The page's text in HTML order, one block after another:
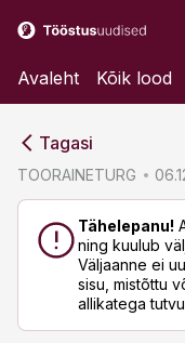
Avaleht Kõik lood
Tagasi
TOORAINETURG
Tähelepanu!
ning kuulub
Väljaanne ei
sisu, mistõttu
allikatega